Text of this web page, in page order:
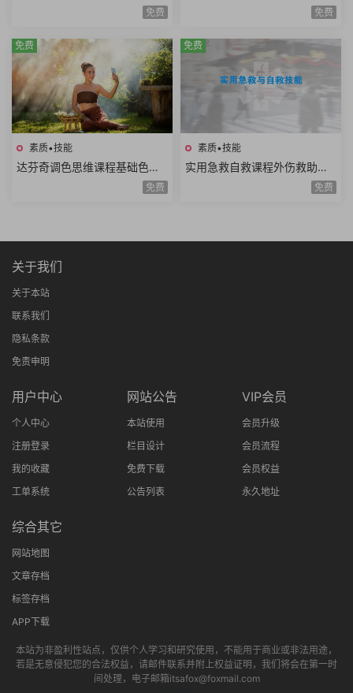
I工具使用自动化流程AI出图案
免费
程视频剪辑音频处理特效制作
免费
素质•技能
达芬奇调色思维课程基础色彩
理论高级实战技巧模仿大师风
免费
免费
素质•技能
实用急救自救课程外伤救助家
庭护理复苏急救骨伤救助重病
免费
免费
关于我们
关于本站
联系我们
隐私条款
免责申明
用户中心
个人中心
注册登录
我的收藏
工单系统
网站公告
本站使用
栏目设计
免费下载
公告列表
VIP会员
会员升级
会员流程
会员权益
永久地址
综合其它
网站地图
文章存档
标签存档
APP下载
本站为非盈利性站点，仅供个人学习和研究使用，不能用于商业或非法用途，
若是无意侵犯您的合法权益，请邮件联系并附上权益证明，我们将会在第一时
间处理，电子邮箱itsafox@foxmail.com